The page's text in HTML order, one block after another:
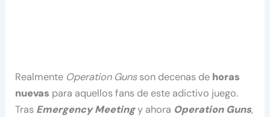
Realmente Operation Gunsson decenas de horas
nuevas para aquellos fans de este adictivo juego.
Tras Emergency Meetingy ahora Operation Guns,